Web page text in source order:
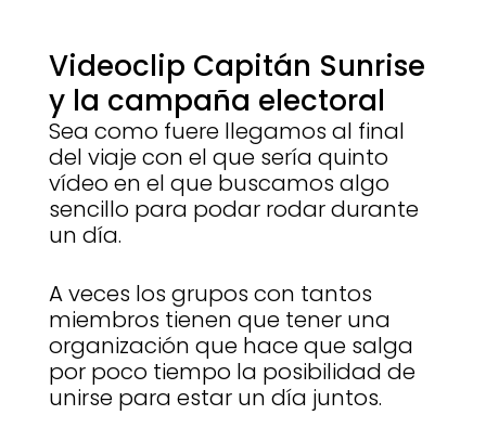
Videoclip Capitán Sunrise
y la campaña electoral
Sea como fuere llegamos al final
del viaje con el que sería quinto
vídeo en el que buscamos algo
sencillo para podar rodar durante
un día.
A veces los grupos con tantos
miembros tienen que tener una
organización que hace que salga
por poco tiempo la posibilidad de
unirse para estar un día juntos.